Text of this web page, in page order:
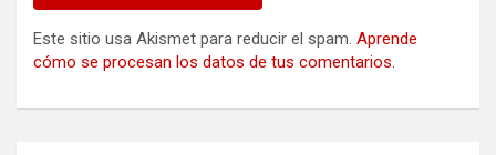
Este sitio usa Akismet para reducir el spam. Aprende
cómo se procesan los datos de tus comentarios.